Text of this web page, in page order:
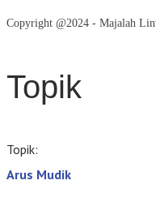
Copyright @2024 - Majalah
Topik
Topik:
Arus Mudik